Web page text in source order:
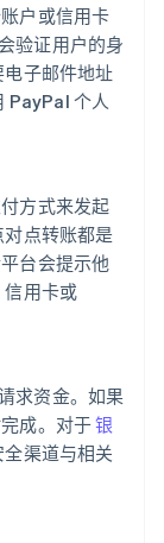
户或信用卡
验证用户的身
子邮件地址
PayPal 个人
方式来发起
点转账都是
台会提示他
用卡或
求资金。如果
成。对于银
渠道与相关